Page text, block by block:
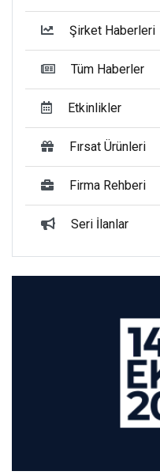
Şirket Haberleri
Tüm Haberler
Etkinlikler
Fırsat Ürünleri
Firma Rehberi
Seri İlanlar